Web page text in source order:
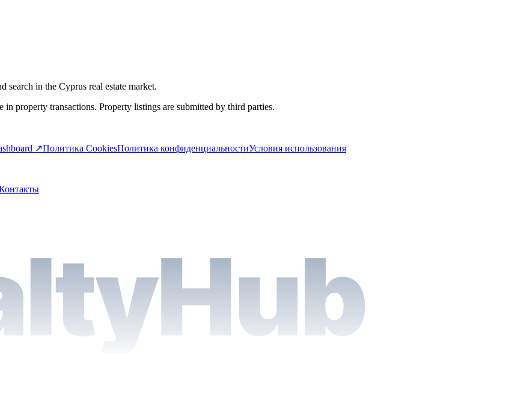
in the Cyprus real estate market.
property transactions. Property listings are submitted by third parties.
↗Политика CookiesПолитика конфиденциальностиУсловия использования